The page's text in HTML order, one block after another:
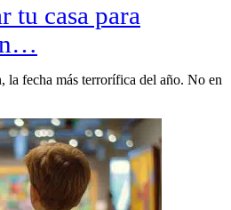
tu casa para
la fecha más terrorífica del año. No en